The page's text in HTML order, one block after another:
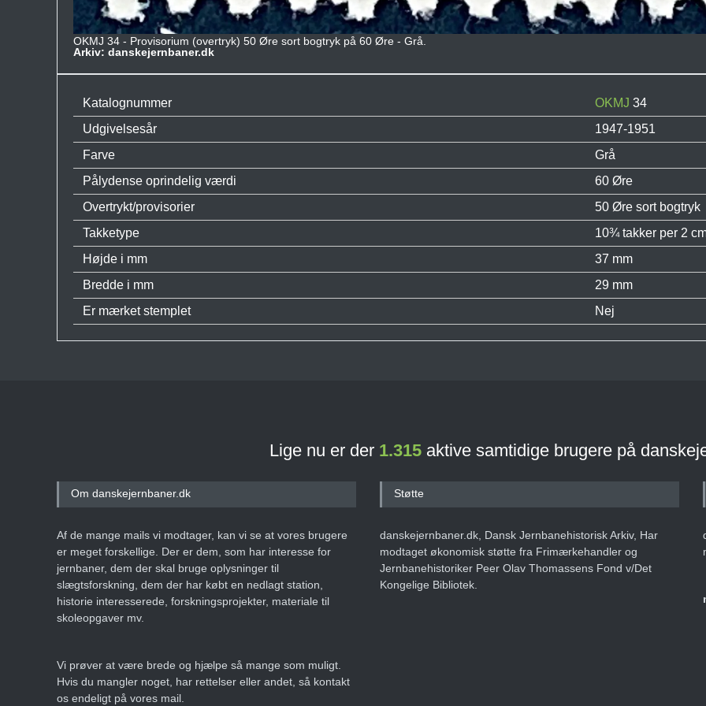
OKMJ 34 - Provisorium (overtryk) 50 Øre sort bogtryk på 60 Øre - Grå.
Arkiv: danskejernbaner.dk
Katalognummer OKMJ 34
Udgivelsesår
1947-1951
Farve
Grå
Pålydense oprindelig værdi
60 Øre
Overtrykt/provisorier
50 Øre sort bogtryk
Takketype
10¾ takker per 2
Højde i mm
37 mm
Bredde i mm
29 mm
Er mærket stemplet
Nej
Lige nu er der 1.315 aktive samtidige brugere på
Om danskejernbaner.dk
Af de mange mails vi modtager, kan vi se at vores brugere
er meget forskellige. Der er dem, som har interesse for
jernbaner, dem der skal bruge oplysninger til
slægtsforskning, dem der har købt en nedlagt station,
historie interesserede, forskningsprojekter, materiale til
skoleopgaver mv.
Vi prøver at være brede og hjælpe så mange som muligt.
Hvis du mangler noget, har rettelser eller andet, så kontakt
os endeligt på vores mail.
Støtte
danskejernbaner.dk, Dansk Jernbanehistorisk Arkiv, Har
modtaget økonomisk støtte fra Frimærkehandler og
Jernbanehistoriker Peer Olav Thomassens Fond v/Det
Kongelige Bibliotek.